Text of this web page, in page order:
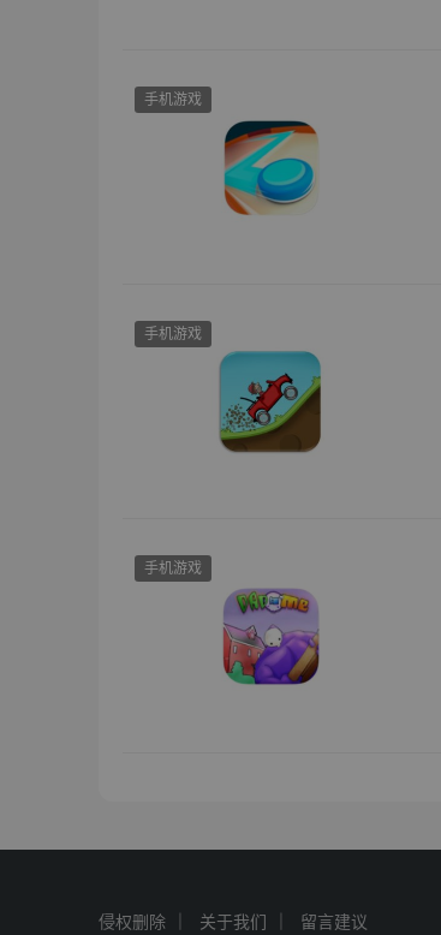
手机游戏
手机游戏
手机游戏
侵权删除 关于我们 留言建议